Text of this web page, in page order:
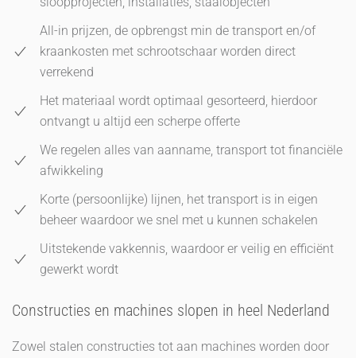
All-in prijzen, de opbrengst min de transport en/of
kraankosten met schrootschaar worden direct
verrekend
Het materiaal wordt optimaal gesorteerd, hierdoor
ontvangt u altijd een scherpe offerte
We regelen alles van aanname, transport tot financiële
afwikkeling
Korte (persoonlijke) lijnen, het transport is in eigen
beheer waardoor we snel met u kunnen schakelen
Uitstekende vakkennis, waardoor er veilig en efficiënt
gewerkt wordt
Constructies en machines slopen in heel Nederland
Zowel stalen constructies tot aan machines worden door